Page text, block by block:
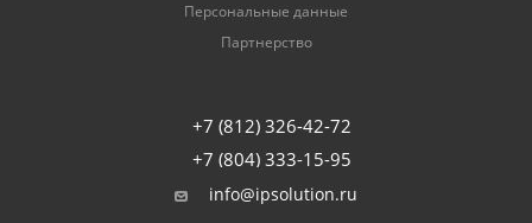
Персональные данные
Партнерство
+7 (812) 326-42-72
+7 (804) 333-15-95
info@ipsolution.ru